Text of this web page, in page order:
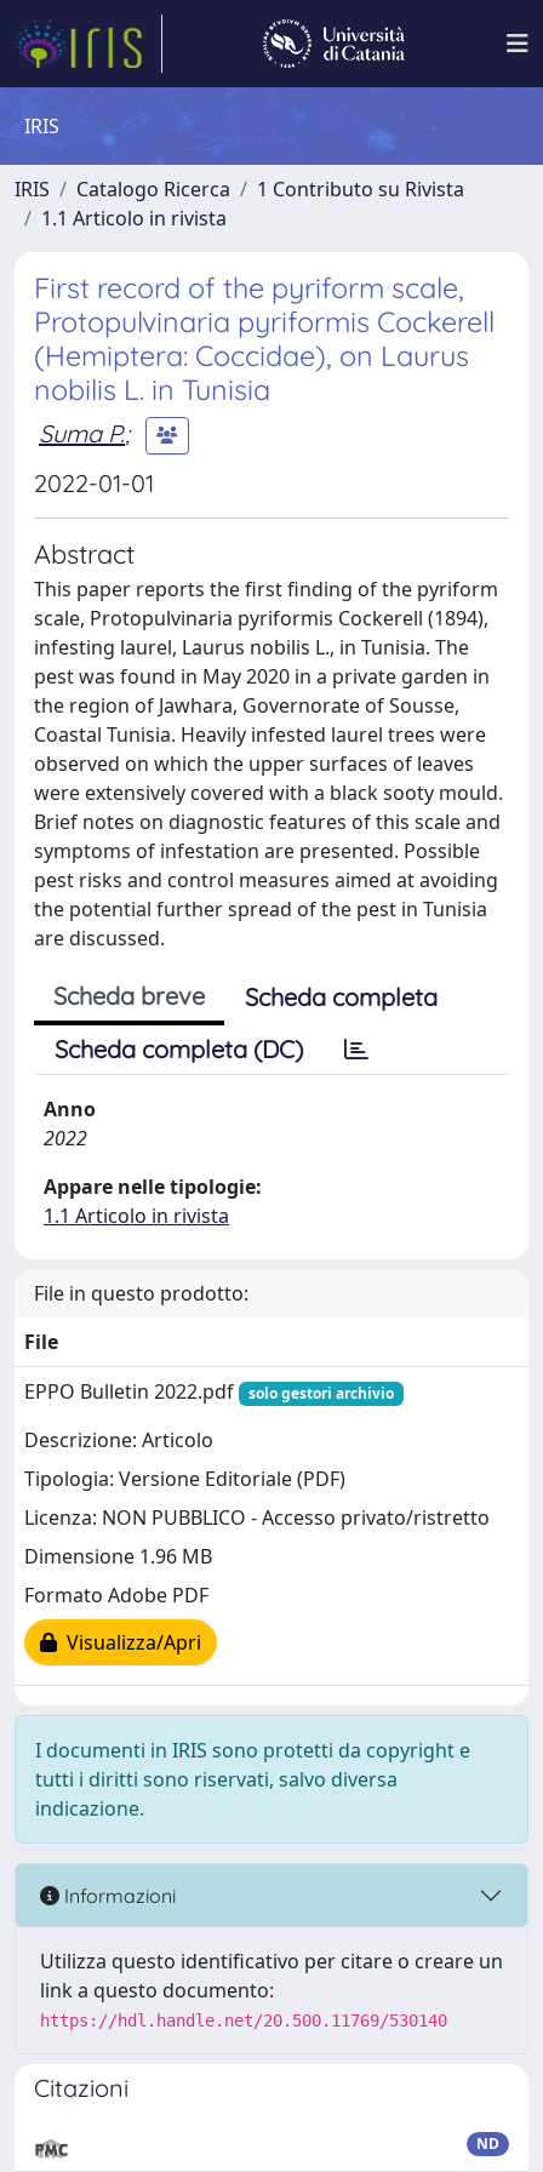
IRIS
IRIS Catalogo Ricerca
1 Contributo su Rivista
1.1 Articolo in rivista
First record of the pyriform scale,
Protopulvinaria pyriformis Cockerell
(Hemiptera: Coccidae), on Laurus
nobilis L. in Tunisia
Suma P.;
2022-01-01
Abstract
This paper reports the first finding of the pyriform
scale, Protopulvinaria pyriformis Cockerell (1894),
infesting laurel, Laurus nobilis L., in Tunisia. The
pest was found in May 2020 in a private garden in
the region of Jawhara, Governorate of Sousse,
Coastal Tunisia. Heavily infested laurel trees were
observed on which the upper surfaces of leaves
were extensively covered with a black sooty mould.
Brief notes on diagnostic features of this scale and
symptoms of infestation are presented. Possible
pest risks and control measures aimed at avoiding
the potential further spread of the pest in Tunisia
are discussed.
Scheda breve
Scheda completa
Scheda completa (DC)
Anno
2022
Appare nelle tipologie:
1.1 Articolo in rivista
File in questo prodotto:
File
EPPO Bulletin 2022.pdf
solo gestori archivio
Descrizione: Articolo
Tipologia: Versione Editoriale (PDF)
Licenza: NON PUBBLICO - Accesso privato/ristretto
Dimensione 1.96 MB
Formato Adobe PDF
Visualizza/Apri
I documenti in IRIS sono protetti da copyright e
tutti i diritti sono riservati, salvo diversa
indicazione.
Informazioni
Utilizza questo identificativo per citare o creare un
link a questo documento:
https://hdl.handle.net/20.500.11769/530140
Citazioni
ND